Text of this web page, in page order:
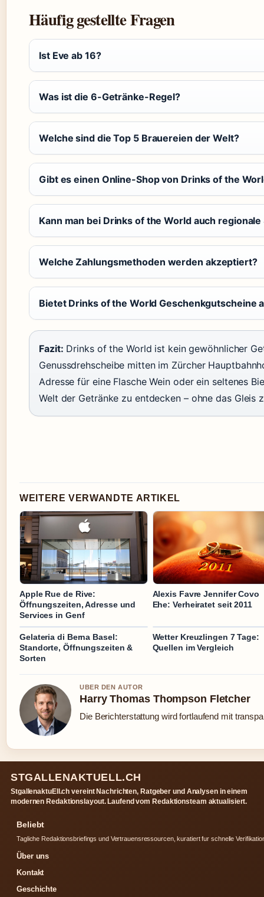
Häufig gestellte Fragen
Ist Eve ab 16?
Was ist die 6-Getränke-Regel?
Welche sind die Top 5 Brauereien der Welt?
Gibt es einen Online-Shop von Drinks of the
Kann man bei Drinks of the World auch
Welche Zahlungsmethoden werden akzeptiert?
Bietet Drinks of the World Geschenkgutscheine
Fazit: Drinks of the World ist kein gewöhnlicher
Genussdrehscheibe mitten im Zürcher
Adresse für eine Flasche Wein oder ein seltenes
Welt der Getränke zu entdecken – ohne das Gleis
WEITERE VERWANDTE ARTIKEL
Apple Rue de Rive:
Öffnungszeiten, Adresse und
Services in Genf
Alexis Favre Jennifer Covo
Ehe: Verheiratet seit 2011
Gelateria di Berna Basel:
Standorte, Öffnungszeiten &
Sorten
Wetter Kreuzlingen 7 Tage:
Quellen im Vergleich
UBER DEN AUTOR
Harry Thomas Thompson Fletcher
Die Berichterstattung wird fortlaufend mit
STGALLENAKTUELL.CH
StgallenaktuEll.ch vereint Nachrichten, Ratgeber und Analysen in einem
modernen Redaktionslayout. Laufend vom Redaktionsteam aktualisiert.
Beliebt
Tagliche Redaktionsbriefings und Vertrauensressourcen, kuratiert fur schnelle
Über uns
Kontakt
Geschichte